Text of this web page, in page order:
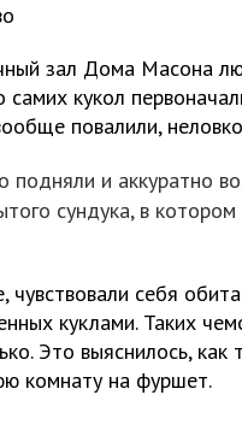
зал Дома Масона
самих кукол
повалили,
подняли и аккуратно
сундука, в
чувствовали себя
куклами. Таких
Это выяснилось, как
комнату на фуршет.